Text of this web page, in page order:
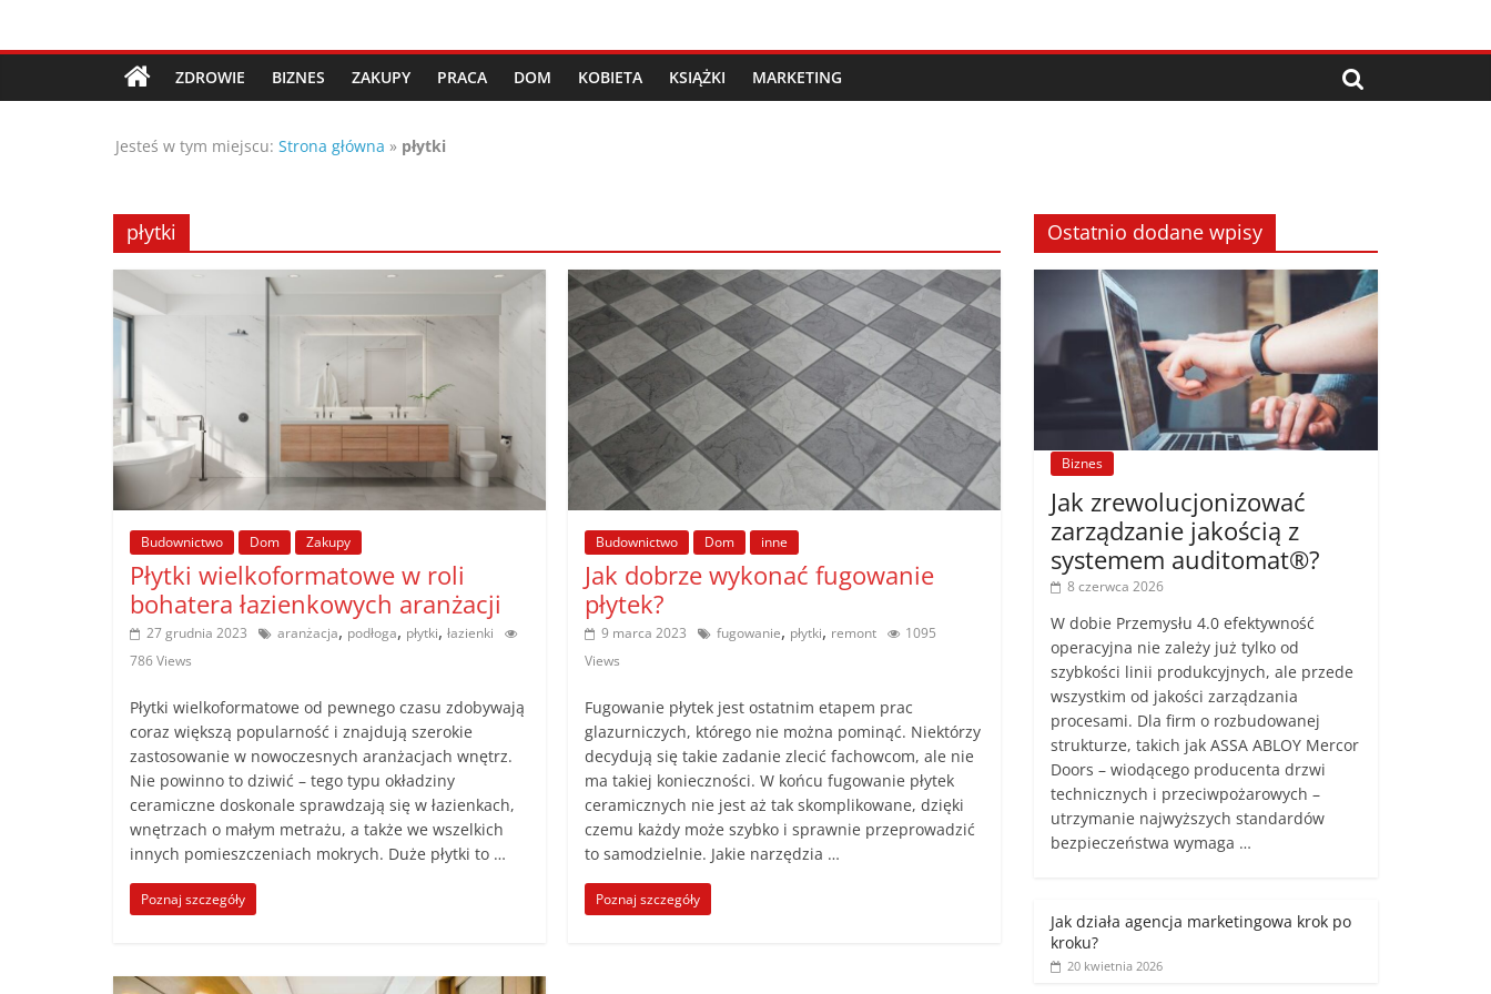
Porady,
wskazówki
oraz
ciekawe
rady
–
poznaj
te
poradniki.
Porady
praktyczne
porady
wskazówki
poradniki
na
każdy
temat
ZDROWIE BIZNES ZAKUPY PRACA DOM KOBIETA KSIĄŻKI MARKETING
Jesteś w tym miejscu: Strona główna » płytki
płytki
Budownictwo Dom Zakupy
Płytki wielkoformatowe w roli
bohatera łazienkowych aranżacji
27 grudnia 2023 aranżacja, podłoga, płytki, łazienki
786 Views
Płytki wielkoformatowe od pewnego czasu zdobywają
coraz większą popularność i znajdują szerokie
zastosowanie w nowoczesnych aranżacjach wnętrz.
Nie powinno to dziwić – tego typu okładziny
ceramiczne doskonale sprawdzają się w łazienkach,
wnętrzach o małym metrażu, a także we wszelkich
innych pomieszczeniach mokrych. Duże płytki to …
Poznaj szczegóły
Budownictwo Dom inne
Jak dobrze wykonać fugowanie
płytek?
9 marca 2023 fugowanie, płytki, remont
1095
Views
Fugowanie płytek jest ostatnim etapem prac
glazurniczych, którego nie można pominąć. Niektórzy
decydują się takie zadanie zlecić fachowcom, ale nie
ma takiej konieczności. W końcu fugowanie płytek
ceramicznych nie jest aż tak skomplikowane, dzięki
czemu każdy może szybko i sprawnie przeprowadzić
to samodzielnie. Jakie narzędzia …
Poznaj szczegóły
Ostatnio dodane wpisy
Biznes
Jak zrewolucjonizować
zarządzanie jakością z
systemem auditomat®?
8 czerwca 2026
W dobie Przemysłu 4.0 efektywność
operacyjna nie zależy już tylko od
szybkości linii produkcyjnych, ale przede
wszystkim od jakości zarządzania
procesami. Dla firm o rozbudowanej
strukturze, takich jak ASSA ABLOY Mercor
Doors – wiodącego producenta drzwi
technicznych i przeciwpożarowych –
utrzymanie najwyższych standardów
bezpieczeństwa wymaga …
Jak działa agencja marketingowa krok po
kroku?
20 kwietnia 2026